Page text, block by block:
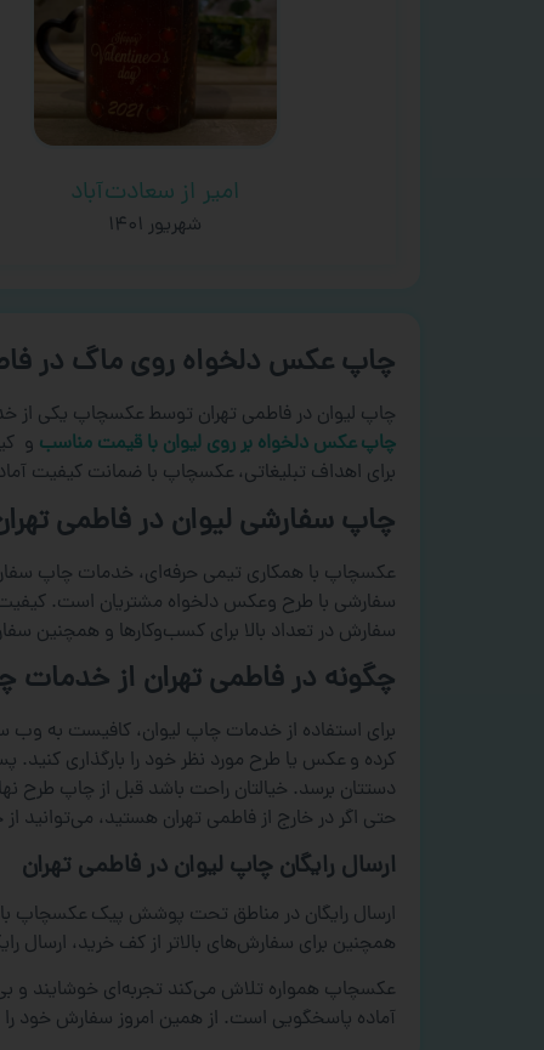
امیر از سعادت‌آباد
شهریور ۱۴۰۱
چاپ عکس دلخواه روی ماگ در
چاپ لیوان در فاطمی تهران توسط عکسچاپ یکی از
چاپ عکس دلخواه بر روی لیوان با قیمت مناسب و
برای اهداف تبلیغاتی، عکسچاپ با ضمانت کیفیت
چاپ سفارشی لیوان در فاطمی
عکسچاپ با همکاری تیمی حرفه‌ای، خدمات چاپ
سفارشی با طرح وعکس دلخواه مشتریان است. کیفیت
سفارش در تعداد بالا برای کسب‌وکارها و همچنین
چگونه در فاطمی تهران از
برای استفاده از خدمات چاپ لیوان، کافیست به وب
کرده و عکس یا طرح مورد نظر خود را بارگذاری
دستتان برسد. خیالتان راحت باشد قبل از چاپ طرح
حتی اگر در خارج از فاطمی تهران هستید، می‌توانید
ارسال رایگان چاپ لیوان در فاطمی تهران
ارسال رایگان در مناطق تحت پوشش پیک عکسچاپ
همچنین برای سفارش‌های بالاتر از کف خرید، ارسال
عکسچاپ همواره تلاش می‌کند تجربه‌ای خوشایند و
آماده پاسخگویی است. از همین امروز سفارش خود